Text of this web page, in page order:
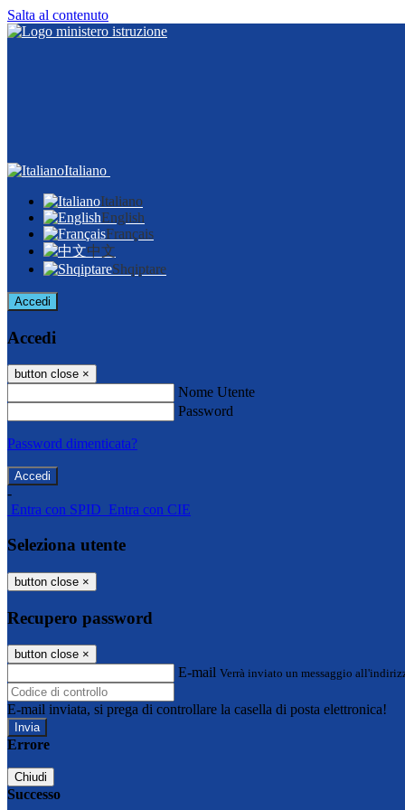
Salta al contenuto
Italiano
Italiano
English
Français
中文
Shqiptare
Accedi
Accedi
button close ×
Nome Utente
Password
Password dimenticata?
-
Entra con SPID Entra con CIE
Seleziona utente
button close ×
Recupero password
button close ×
E-mail Verrà inviato un messaggio
E-mail inviata, si prega di controllare la casella di posta elettronica!
Errore
Chiudi
Successo